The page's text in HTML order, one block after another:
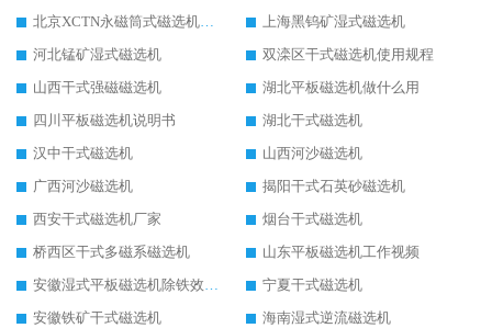
北京XCTN永磁筒式磁选机磁块位置
上海黑钨矿湿式磁选机
河北锰矿湿式磁选机
双滦区干式磁选机使用规程
山西干式强磁磁选机
湖北平板磁选机做什么用
四川平板磁选机说明书
湖北干式磁选机
汉中干式磁选机
山西河沙磁选机
广西河沙磁选机
揭阳干式石英砂磁选机
西安干式磁选机厂家
烟台干式磁选机
桥西区干式多磁系磁选机
山东平板磁选机工作视频
安徽湿式平板磁选机除铁效果怎么样
宁夏干式磁选机
安徽铁矿干式磁选机
海南湿式逆流磁选机